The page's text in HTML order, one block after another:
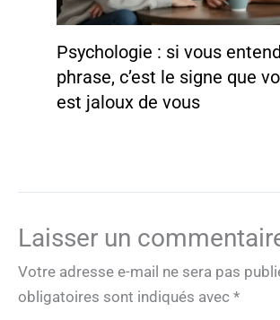
Psychologie : si vous
phrase, c’est le signe que
est jaloux de vous
Laisser un
Votre adresse e-mail ne sera pas
obligatoires sont indiqués avec *